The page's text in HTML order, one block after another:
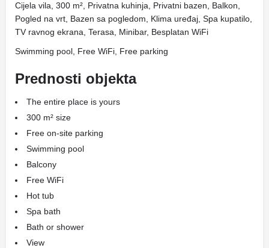
Cijela vila, 300 m², Privatna kuhinja, Privatni bazen, Balkon,
Pogled na vrt, Bazen sa pogledom, Klima uređaj, Spa kupatilo,
TV ravnog ekrana, Terasa, Minibar, Besplatan WiFi
Swimming pool, Free WiFi, Free parking
Prednosti objekta
The entire place is yours
300 m² size
Free on-site parking
Swimming pool
Balcony
Free WiFi
Hot tub
Spa bath
Bath or shower
View